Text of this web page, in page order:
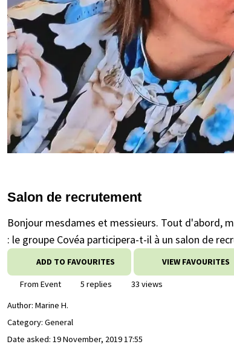
Salon de recrutement
Bonjour mesdames et messieurs. Tout d'abord,
: le groupe Covéa participera-t-il à un salon de
ADD TO FAVOURITES VIEW FAVOURITES
From Event 5 replies
33 views
Author: Marine H.
Category: General
Date asked: 19 November, 2019 17:55